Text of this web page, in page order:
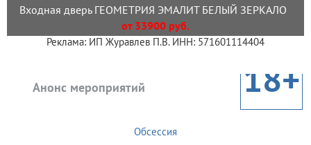
Входная дверь ГЕОМЕТРИЯ ЭМАЛИТ БЕЛЫЙ ЗЕРКАЛО
от 33900 руб.
Реклама: ИП Журавлев П.В. ИНН: 571601114404
Анонс мероприятий 18+
Обсессия